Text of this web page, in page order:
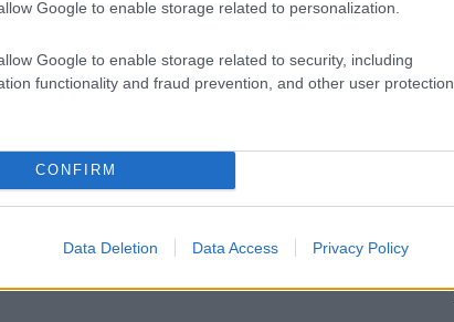
Google to enable storage related to personalization.
Google to enable storage related to security, including
functionality and fraud prevention, and other user protection.
CONFIRM
Data Deletion Data Access Privacy Policy